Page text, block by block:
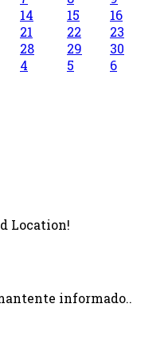
14 15
16
21 22
23
28 29
30
4 5 6
Location!
informado..